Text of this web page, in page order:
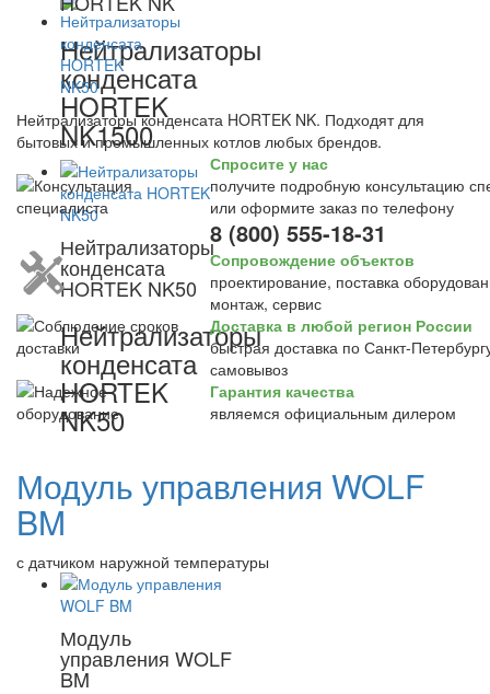
Нейтрализаторы
конденсата
HORTEK
NK1500
Нейтрализаторы
конденсата
HORTEK NK50
Нейтрализаторы
конденсата
HORTEK
NK50
Нейтрализаторы конденсата HORTEK NK. Подходят для
бытовых и промышленных котлов любых брендов.
Спросите у нас
получите подробную консультацию
или оформите заказ по телефону
8 (800) 555-18-31
Сопровождение объектов
проектирование, поставка
монтаж, сервис
Доставка в любой регион России
быстрая доставка по Санкт-
самовывоз
Гарантия качества
являемся официальным дилером
Модуль управления WOLF
BM
с датчиком наружной температуры
Модуль
управления WOLF
BM